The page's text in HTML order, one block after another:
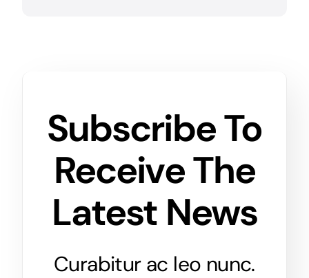
Subscribe To
Receive The
Latest News
Curabitur ac leo nunc.